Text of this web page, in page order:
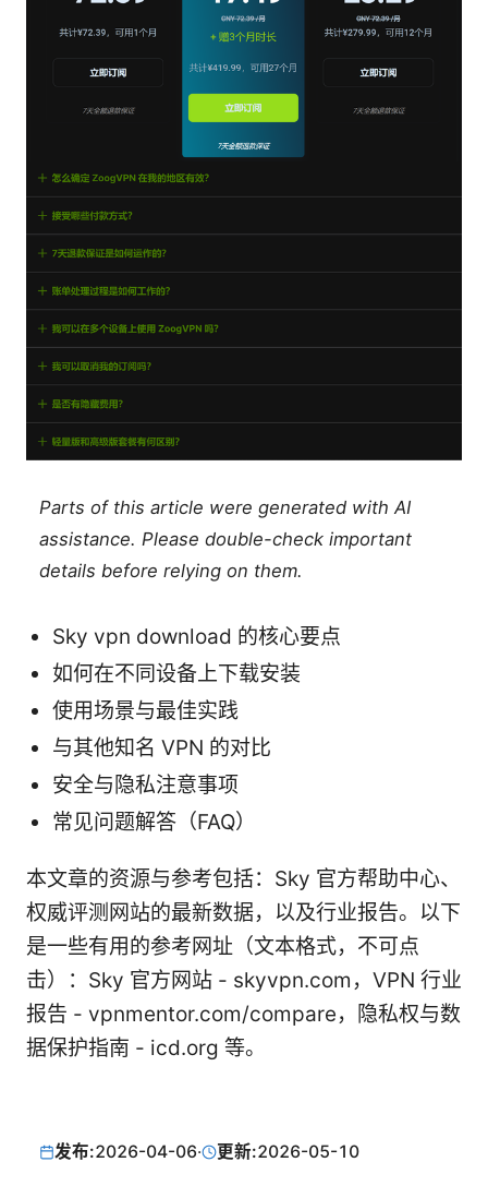
Parts of this article were generated with AI
assistance. Please double-check important
details before relying on them.
Sky vpn download 的核心要点
如何在不同设备上下载安装
使用场景与最佳实践
与其他知名 VPN 的对比
安全与隐私注意事项
常见问题解答（FAQ）
本文章的资源与参考包括：Sky 官方帮助中心、
权威评测网站的最新数据，以及行业报告。以下
是一些有用的参考网址（文本格式，不可点
击）：Sky 官方网站 - skyvpn.com，VPN 行业
报告 - vpnmentor.com/compare，隐私权与数
据保护指南 - icd.org 等。
发布:2026-04-06· 更新:2026-05-10